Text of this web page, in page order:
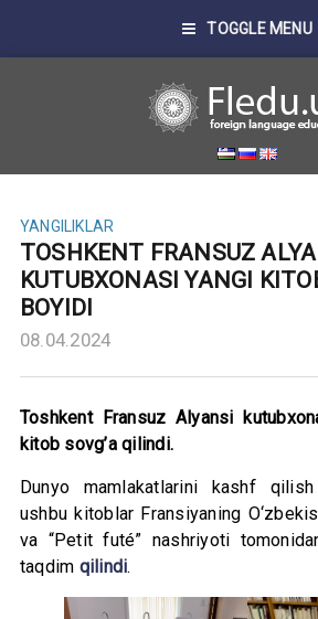
TOGGLE MENU
YANGILIKLAR
TOSHKENT FRANSUZ
KUTUBXONASI YANGI
BOYIDI
08.04.2024
Toshkent Fransuz Alyansi
kitob sovg’a qilindi.
Dunyo mamlakatlarini kashf
ushbu kitoblar Fransiyaning
va “Petit futé” nashriyoti
taqdim qilindi.